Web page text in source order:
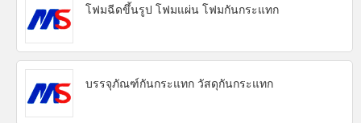
โฟมฉีดขึ้นรูป โฟมแผ่น โฟมกันกระแทก
บรรจุภัณฑ์กันกระแทก วัสดุกันกระแทก